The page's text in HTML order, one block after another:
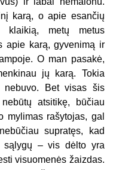
karą, o apie esančių
klaikią, metų metus
apie karą, gyvenimą ir
O man pasakė,
jų karą. Tokia
nebuvo. Bet visas šis
atsitikę, būčiau
mylimas rašytojas, gal
supratęs, kad
sąlygų – vis dėlto yra
visuomenės žaizdas.